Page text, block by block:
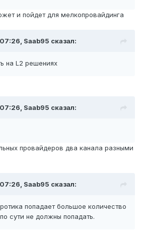
и пойдет для мелкопровайдинга
Saab95 сказал:
на L2 решениях
Saab95 сказал:
провайдеров два канала разными
Saab95 сказал:
попадает большое количество
сути не должны попадать.